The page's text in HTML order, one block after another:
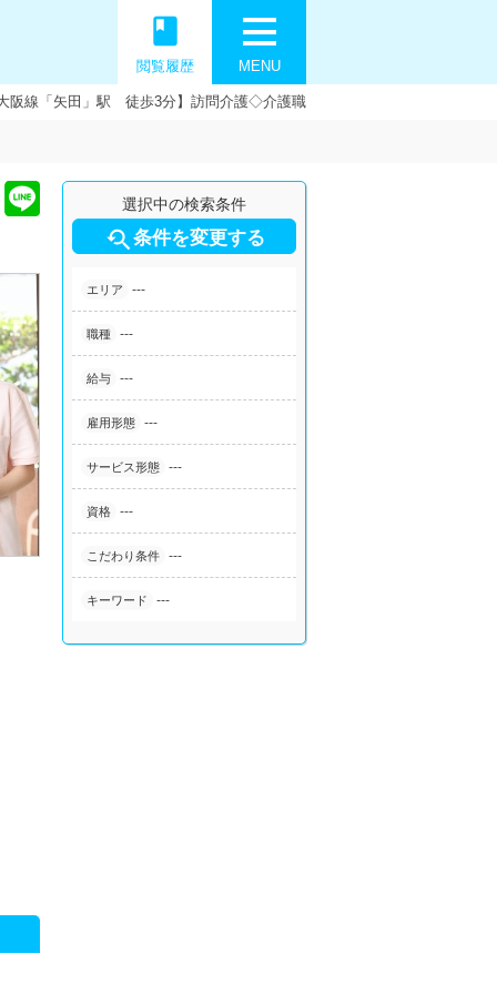
MENU
book
閲覧履歴
阪線「矢田」駅 徒歩3分】訪問介護◇介護職
選択中の検索条件
条件を変更する
エリア ---
職種 ---
給与 ---
雇用形態 ---
サービス形態 ---
資格 ---
こだわり条件 ---
キーワード ---